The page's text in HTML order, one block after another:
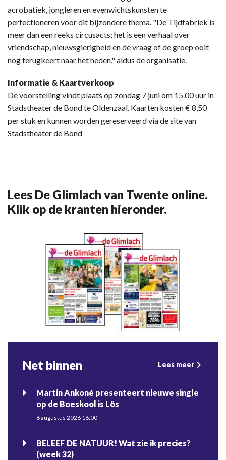
acrobatiek, jongleren en evenwichtskunsten te
perfectioneren voor dit bijzondere thema. "De Tijdfabriek is
meer dan een reeks circusacts; het is een verhaal over
vriendschap, nieuwsgierigheid en de vraag of de groep ooit
nog terugkeert naar het heden," aldus de organisatie.
​Informatie & Kaartverkoop
De voorstelling vindt plaats op zondag 7 juni om 15.00 uur in
Stadstheater de Bond te Oldenzaal. Kaarten kosten € 8,50
per stuk en kunnen worden gereserveerd via de site van
Stadstheater de Bond
Lees De Glimlach van Twente online.
Klik op de kranten hieronder.
Net binnen Lees meer
Martin Ankoné presenteert nieuwe single
op de Boeskool is Lös
6 augustus 2026 16:00
BELEEF DE NATUUR! Wat zie ik precies?
(week 32)